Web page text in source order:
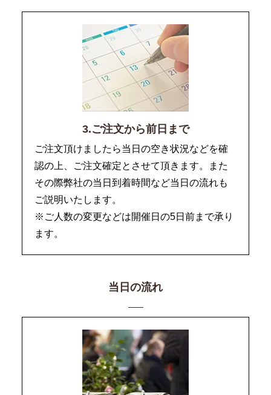
3.ご注文から前日まで
ご注文頂けましたら当日の空き状況などを確
認の上、ご注文確定とさせて頂きます。また
その際弊社の当日到着時間など当日の流れも
ご説明いたします。
※ご人数の変更などは開催日の5日前まで承り
ます。
当日の流れ